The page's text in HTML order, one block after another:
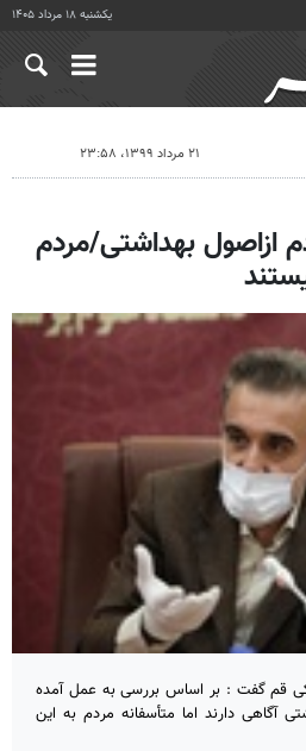
یکشنبه ۱۸ مرداد ۱۴۰۵
۲۱ مرداد ۱۳۹۹، ۲۳:۵۸
مردم ازاصول بهداشتی/مردم
قم گفت : بر اساس بررسی به عمل آمده
آگاهی دارند اما متأسفانه مردم به این